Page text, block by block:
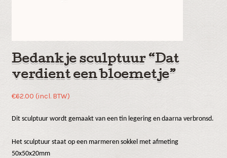
Bedankje sculptuur “Dat
verdient een bloemetje”
€62.00 (incl. BTW)
Dit sculptuur wordt gemaakt van een tin legering en daarna verbronsd.
Het sculptuur staat op een marmeren sokkel met afmeting
50x50x20mm